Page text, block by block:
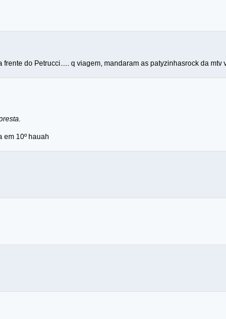
frente do Petrucci..... q viagem, mandaram as patyzinhasrock da mtv
em 10º hauah